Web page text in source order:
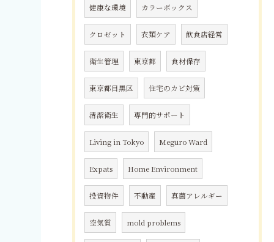
健康な環境 カラーボックス
クロゼット 衣類ケア 飲食店経営
衛生管理 東京都 食材保存
東京都目黒区 住宅のカビ対策
清潔衛生 専門的サポート
Living in Tokyo Meguro Ward
Expats Home Environment
投資物件 不動産 真菌アレルギー
空気質 mold problems